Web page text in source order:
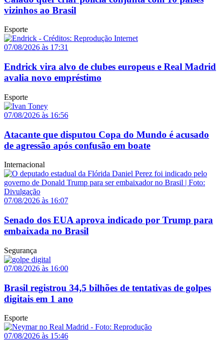
vizinhos ao Brasil
Esporte
07/08/2026 às 17:31
Endrick vira alvo de clubes europeus e Real Madrid
avalia novo empréstimo
Esporte
07/08/2026 às 16:56
Atacante que disputou Copa do Mundo é acusado
de agressão após confusão em boate
Internacional
07/08/2026 às 16:07
Senado dos EUA aprova indicado por Trump para
embaixada no Brasil
Segurança
07/08/2026 às 16:00
Brasil registrou 34,5 bilhões de tentativas de golpes
digitais em 1 ano
Esporte
07/08/2026 às 15:46